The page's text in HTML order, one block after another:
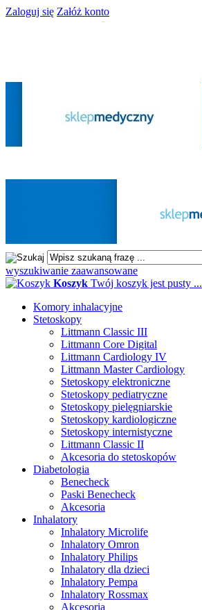
Zaloguj się Załóż konto
wyszukiwanie zaawansowane
Koszyk Twój koszyk jest pusty ...
Komory inhalacyjne
Stetoskopy
Littmann Classic III
Littmann Core Digital
Littmann Cardiology IV
Littmann Master Cardiology
Stetoskopy elektroniczne
Stetoskopy pediatryczne
Stetoskopy pielęgniarskie
Stetoskopy kardiologiczne
Stetoskopy internistyczne
Littmann Classic II
Akcesoria do stetoskopów
Diabetologia
Benecheck
Paski Benecheck
Akcesoria
Inhalatory
Inhalatory Microlife
Inhalatory Omron
Inhalatory Philips
Inhalatory dla dzieci
Inhalatory Pempa
Inhalatory Rossmax
Akcesoria